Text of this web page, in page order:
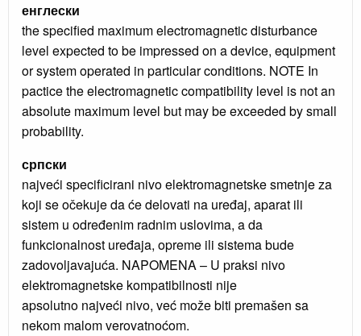
енглески
the specified maximum electromagnetic disturbance
level expected to be impressed on a device, equipment
or system operated in particular conditions. NOTE In
pactice the electromagnetic compatibility level is not an
absolute maximum level but may be exceeded by small
probability.
српски
najveći specificirani nivo elektromagnetske smetnje za
koji se očekuje da će delovati na uređaj, aparat ili
sistem u određenim radnim uslovima, a da
funkcionalnost uređaja, opreme ili sistema bude
zadovoljavajuća. NAPOMENA – U praksi nivo
elektromagnetske kompatibilnosti nije
apsolutno najveći nivo, već može biti premašen sa
nekom malom verovatnoćom.